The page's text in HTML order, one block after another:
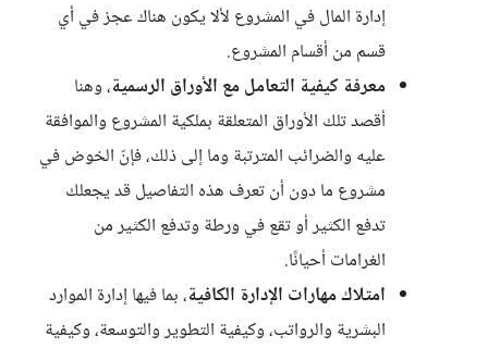
إدارة المال في المشروع لألا يكون هناك عجز في أي
قسم من أقسام المشروع.
معرفة كيفية التعامل مع الأوراق الرسمية، وهنا
أقصد تلك الأوراق المتعلقة بملكية المشروع والموافقة
عليه والضرائب المترتبة وما إلى ذلك، فإنّ الخوض في
مشروع ما دون أن تعرف هذه التفاصيل قد يجعلك
تدفع الكثير أو تقع في ورطة وتدفع الكثير من
الغرامات أحيانًا.
امتلاك مهارات الإدارة الكافية، بما فيها إدارة الموارد
البشرية والرواتب، وكيفية التطوير والتوسعة، وكيفية